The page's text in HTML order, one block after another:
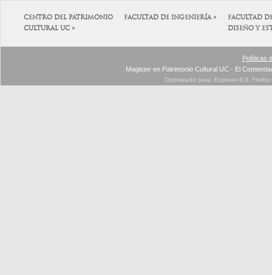
CENTRO DEL PATRIMONIO
CULTURAL UC »
FACULTAD DE INGENIERÍA »
FACULTAD
DISEÑO Y
Políticas
Magister en Patrimonio Cultural UC - El
Optimizado para: Explorer 8.0,